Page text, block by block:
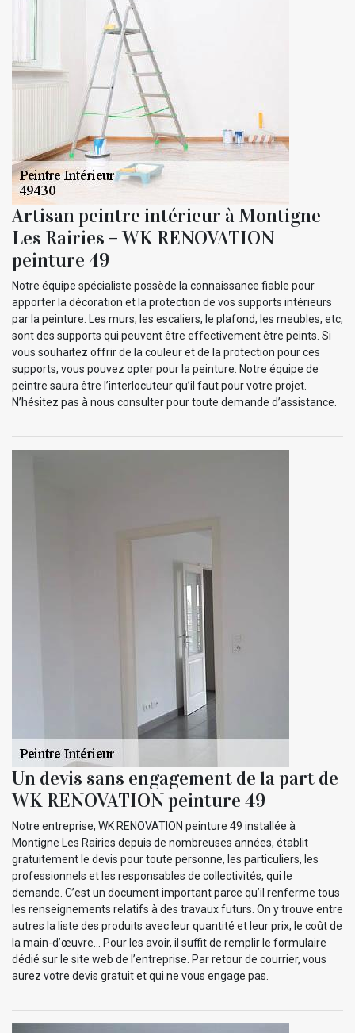
Artisan peintre intérieur à Montigne
Les Rairies – WK RENOVATION
peinture 49
Notre équipe spécialiste possède la connaissance fiable pour
apporter la décoration et la protection de vos supports intérieurs
par la peinture. Les murs, les escaliers, le plafond, les meubles, etc,
sont des supports qui peuvent être effectivement être peints. Si
vous souhaitez offrir de la couleur et de la protection pour ces
supports, vous pouvez opter pour la peinture. Notre équipe de
peintre saura être l’interlocuteur qu’il faut pour votre projet.
N’hésitez pas à nous consulter pour toute demande d’assistance.
Un devis sans engagement de la part de
WK RENOVATION peinture 49
Notre entreprise, WK RENOVATION peinture 49 installée à
Montigne Les Rairies depuis de nombreuses années, établit
gratuitement le devis pour toute personne, les particuliers, les
professionnels et les responsables de collectivités, qui le
demande. C’est un document important parce qu’il renferme tous
les renseignements relatifs à des travaux futurs. On y trouve entre
autres la liste des produits avec leur quantité et leur prix, le coût de
la main-d’œuvre… Pour les avoir, il suffit de remplir le formulaire
dédié sur le site web de l’entreprise. Par retour de courrier, vous
aurez votre devis gratuit et qui ne vous engage pas.